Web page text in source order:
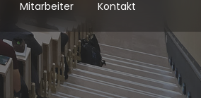
Mitarbeiter Kontakt